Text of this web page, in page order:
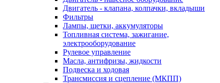
Двигатель - клапана, колпачки, вкладыши
Фильтры
Лампы, щетки, аккумуляторы
Топливная система, зажигание,
электрооборудование
Рулевое управление
Масла, антифризы, жидкости
Подвеска и ходовая
Трансмиссия и сцепление (МКПП)